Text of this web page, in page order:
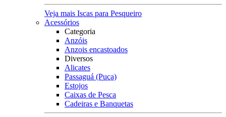
Veja mais Iscas para Pesqueiro
Acessórios
Categoria
Anzóis
Anzois encastoados
Diversos
Alicates
Passaguá (Puça)
Estojos
Caixas de Pesca
Cadeiras e Banquetas